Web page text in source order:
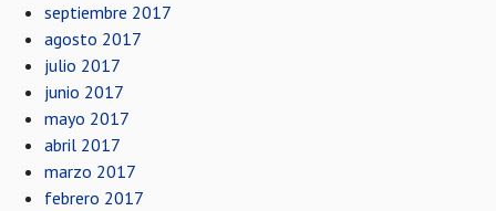
septiembre 2017
agosto 2017
julio 2017
junio 2017
mayo 2017
abril 2017
marzo 2017
febrero 2017